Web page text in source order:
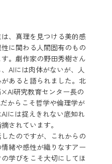
、真理を見つける美的感
に関わる人間固有のもの
。劇作家の野田秀樹さん
AIには肉体がないが、人
あると語られました。北
研究教育センター長の
からこそ哲学や倫理学が
には捉えきれない底知れ
されています。
たのですが、これからの
緒や感性が織りなすアー
学びをこそ大切にしてほ